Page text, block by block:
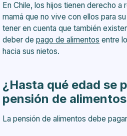
En Chile, los hijos tienen derecho a
mamá que no vive con ellos para
tener en cuenta que también
deber depago de alimentos entre
hacia sus nietos.
¿Hasta qué edad se
pensión de
La pensión de alimentos debe